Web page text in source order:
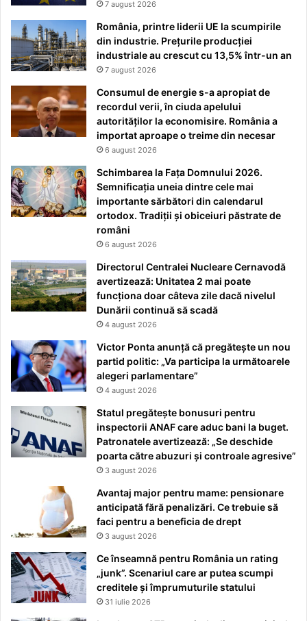
7 august 2026
România, printre liderii UE la scumpirile
din industrie. Prețurile producției
industriale au crescut cu 13,5% într-un an
7 august 2026
Consumul de energie s-a apropiat de
recordul verii, în ciuda apelului
autorităților la economisire. România a
importat aproape o treime din necesar
6 august 2026
Schimbarea la Fața Domnului 2026.
Semnificația uneia dintre cele mai
importante sărbători din calendarul
ortodox. Tradiții și obiceiuri păstrate de
români
6 august 2026
Directorul Centralei Nucleare Cernavodă
avertizează: Unitatea 2 mai poate
funcționa doar câteva zile dacă nivelul
Dunării continuă să scadă
4 august 2026
Victor Ponta anunță că pregătește un nou
partid politic: „Va participa la următoarele
alegeri parlamentare”
4 august 2026
Statul pregătește bonusuri pentru
inspectorii ANAF care aduc bani la buget.
Patronatele avertizează: „Se deschide
poarta către abuzuri și controale agresive”
3 august 2026
Avantaj major pentru mame: pensionare
anticipată fără penalizări. Ce trebuie să
faci pentru a beneficia de drept
3 august 2026
Ce înseamnă pentru România un rating
„junk”. Scenariul care ar putea scumpi
creditele și împrumuturile statului
31 iulie 2026